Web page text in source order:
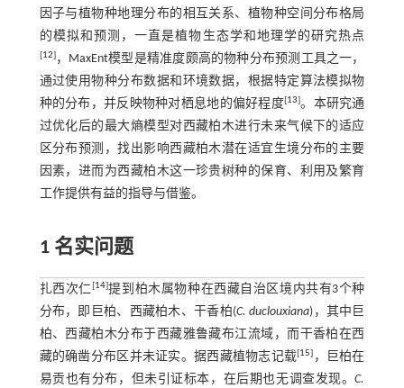
因子与植物种地理分布的相互关系、植物种空间分布格局
的模拟和预测，一直是植物生态学和地理学的研究热点
[12]，MaxEnt模型是精准度颇高的物种分布预测工具之一，
通过使用物种分布数据和环境数据，根据特定算法模拟物
种的分布，并反映物种对栖息地的偏好程度[13]。本研究通
过优化后的最大熵模型对西藏柏木进行未来气候下的适应
区分布预测，找出影响西藏柏木潜在适宜生境分布的主要
因素，进而为西藏柏木这一珍贵树种的保育、利用及繁育
工作提供有益的指导与借鉴。
1 名实问题
扎西次仁[14]提到柏木属物种在西藏自治区境内共有3个种
分布，即巨柏、西藏柏木、干香柏(C. duclouxiana)，其中巨
柏、西藏柏木分布于西藏雅鲁藏布江流域，而干香柏在西
藏的确凿分布区并未证实。据西藏植物志记载[15] ，巨柏在
易贡也有分布，但未引证标本，在后期也无调查发现。C.